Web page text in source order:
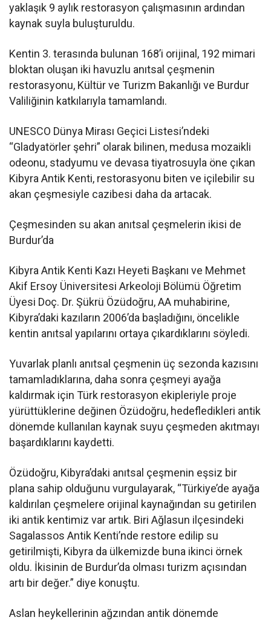
yaklaşık 9 aylık restorasyon çalışmasının ardından
kaynak suyla buluşturuldu.
Kentin 3. terasında bulunan 168’i orijinal, 192 mimari
bloktan oluşan iki havuzlu anıtsal çeşmenin
restorasyonu, Kültür ve Turizm Bakanlığı ve Burdur
Valiliğinin katkılarıyla tamamlandı.
UNESCO Dünya Mirası Geçici Listesi’ndeki
“Gladyatörler şehri” olarak bilinen, medusa mozaikli
odeonu, stadyumu ve devasa tiyatrosuyla öne çıkan
Kibyra Antik Kenti, restorasyonu biten ve içilebilir su
akan çeşmesiyle cazibesi daha da artacak.
Çeşmesinden su akan anıtsal çeşmelerin ikisi de
Burdur’da
Kibyra Antik Kenti Kazı Heyeti Başkanı ve Mehmet
Akif Ersoy Üniversitesi Arkeoloji Bölümü Öğretim
Üyesi Doç. Dr. Şükrü Özüdoğru, AA muhabirine,
Kibyra’daki kazıların 2006’da başladığını, öncelikle
kentin anıtsal yapılarını ortaya çıkardıklarını söyledi.
Yuvarlak planlı anıtsal çeşmenin üç sezonda kazısını
tamamladıklarına, daha sonra çeşmeyi ayağa
kaldırmak için Türk restorasyon ekipleriyle proje
yürüttüklerine değinen Özüdoğru, hedefledikleri antik
dönemde kullanılan kaynak suyu çeşmeden akıtmayı
başardıklarını kaydetti.
Özüdoğru, Kibyra’daki anıtsal çeşmenin eşsiz bir
plana sahip olduğunu vurgulayarak, “Türkiye’de ayağa
kaldırılan çeşmelere orijinal kaynağından su getirilen
iki antik kentimiz var artık. Biri Ağlasun ilçesindeki
Sagalassos Antik Kenti’nde restore edilip su
getirilmişti, Kibyra da ülkemizde buna ikinci örnek
oldu. İkisinin de Burdur’da olması turizm açısından
artı bir değer.” diye konuştu.
Aslan heykellerinin ağzından antik dönemde